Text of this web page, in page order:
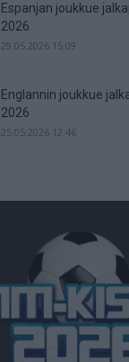
Espanjan joukkue
2026
29.05.2026 15:09
Englannin joukkue
2026
25.05.2026 12:46